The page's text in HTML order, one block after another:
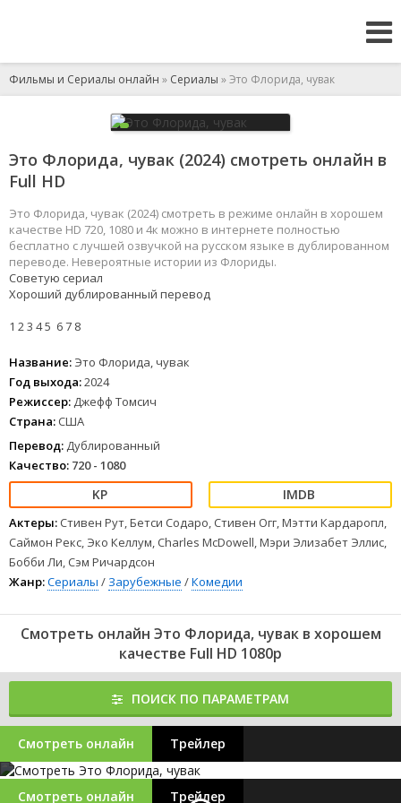
Фильмы и Сериалы онлайн » Сериалы » Это Флорида, чувак
Это Флорида, чувак (2024) смотреть онлайн в
Full HD
Это Флорида, чувак (2024) смотреть в режиме онлайн в хорошем
качестве HD 720, 1080 и 4к можно в интернете полностью
бесплатно с лучшей озвучкой на русском языке в дублированном
переводе. Невероятные истории из Флориды.
Советую сериал
Хороший дублированный перевод
1 23 45 67 8
Название: Это Флорида, чувак
Год выхода:2024
Режиссер: Джефф Томсич
Страна: США
Перевод: Дублированный
Качество: 720 - 1080
Актеры: Стивен Рут, Бетси Содаро, Стивен Огг, Мэтти Кардаропл,
Саймон Рекс, Эко Келлум, Charles McDowell, Мэри Элизабет Эллис,
Бобби Ли, Сэм Ричардсон
Жанр:Сериалы / Зарубежные /Комедии
Смотреть онлайн Это Флорида, чувак в хорошем
качестве Full HD 1080p
ПОИСК ПО ПАРАМЕТРАМ
Смотреть онлайн Трейлер
Смотреть онлайн Трейлер